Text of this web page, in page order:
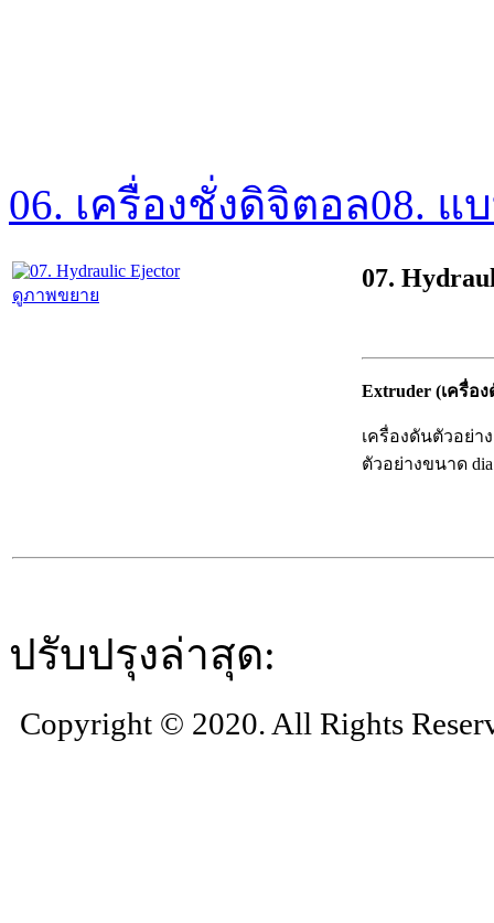
06. เครื่องชั่งดิจิตอล08. แ
ดูภาพขยาย
07.
Extruder (เครื่อ
เครื่องดันตัวอย่า
ตัวอย่างขนาด
ปรับปรุงล่าสุด:
Copyright © 2020. All Rights